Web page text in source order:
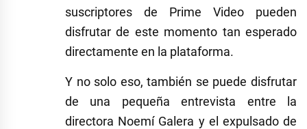
suscriptores de Prime Video pueden
disfrutar de este momento tan esperado
directamente en la plataforma.
Y no solo eso, también se puede disfrutar
de una pequeña entrevista entre la
directora Noemí Galera y el expulsado de